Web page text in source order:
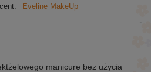
Eveline MakeUp
manicure bez użycia